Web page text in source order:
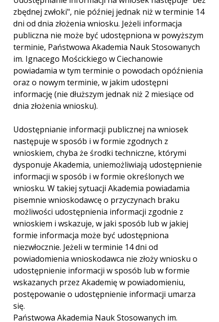
zbędnej zwłoki", nie później jednak niż w terminie 14
dni od dnia złożenia wniosku. Jeżeli informacja
publiczna nie może być udostępniona w powyższym
terminie, Państwowa Akademia Nauk Stosowanych
im. Ignacego Mościckiego w Ciechanowie
powiadamia w tym terminie o powodach opóźnienia
oraz o nowym terminie, w jakim udostępni
informację (nie dłuższym jednak niż 2 miesiące od
dnia złożenia wniosku).
Udostępnianie informacji publicznej na wniosek
następuje w sposób i w formie zgodnych z
wnioskiem, chyba że środki techniczne, którymi
dysponuje Akademia, uniemożliwiają udostępnienie
informacji w sposób i w formie określonych we
wniosku. W takiej sytuacji Akademia powiadamia
pisemnie wnioskodawcę o przyczynach braku
możliwości udostępnienia informacji zgodnie z
wnioskiem i wskazuje, w jaki sposób lub w jakiej
formie informacja może być udostępniona
niezwłocznie. Jeżeli w terminie 14 dni od
powiadomienia wnioskodawca nie złoży wniosku o
udostępnienie informacji w sposób lub w formie
wskazanych przez Akademię w powiadomieniu,
postępowanie o udostępnienie informacji umarza
się.
Państwowa Akademia Nauk Stosowanych im.